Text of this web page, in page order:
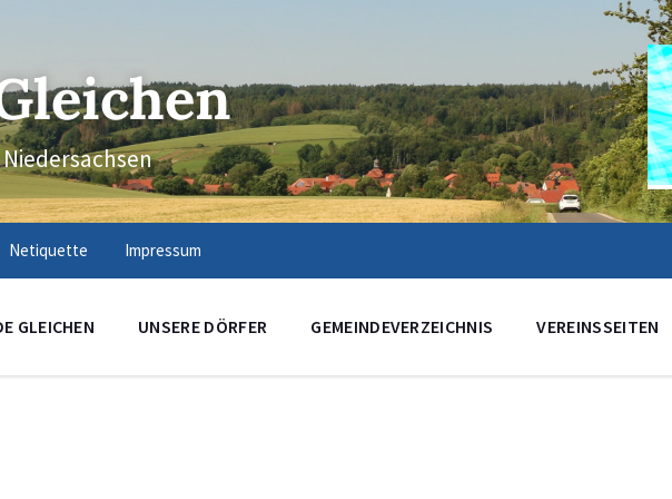
Netiquette Impressum
GLEICHEN UNSERE DÖRFER GEMEINDEVERZEICHNIS VEREINSSEITEN